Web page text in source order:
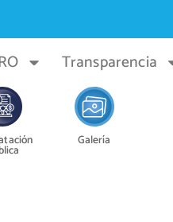
Transparencia
Galería